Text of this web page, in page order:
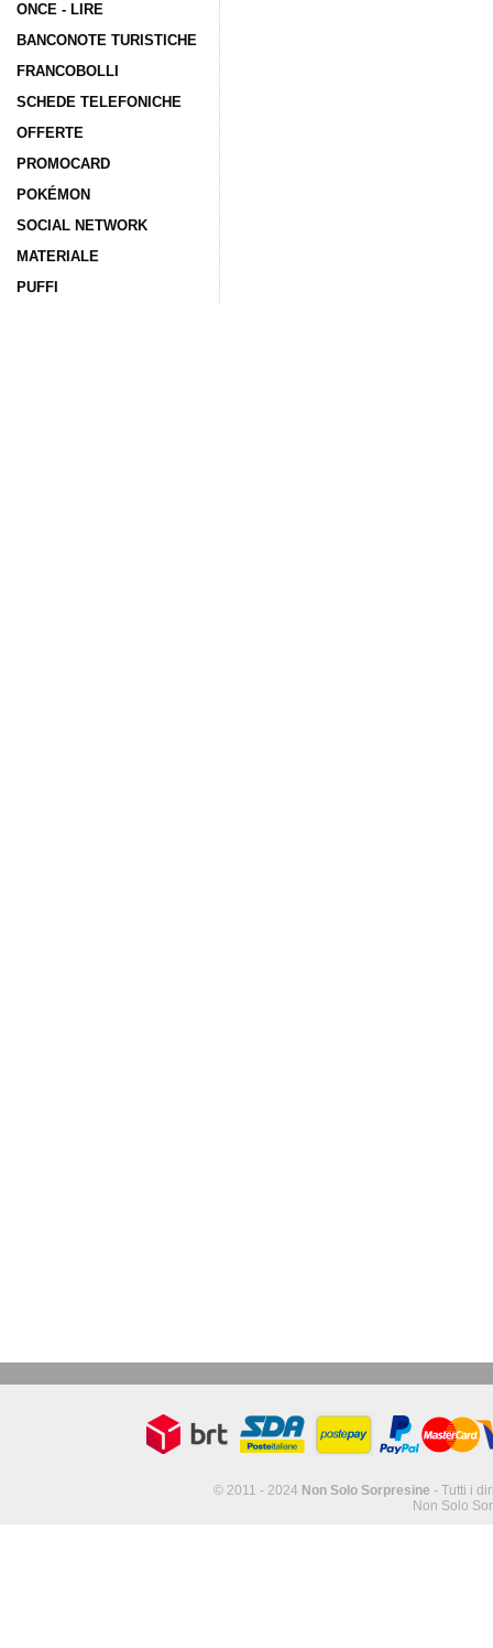
ONCE - LIRE
BANCONOTE TURISTICHE
FRANCOBOLLI
SCHEDE TELEFONICHE
OFFERTE
PROMOCARD
POKÉMON
SOCIAL NETWORK
MATERIALE
PUFFI
© 2011 - 2024 Non Solo Sorpresine - Tutti i
Non Solo